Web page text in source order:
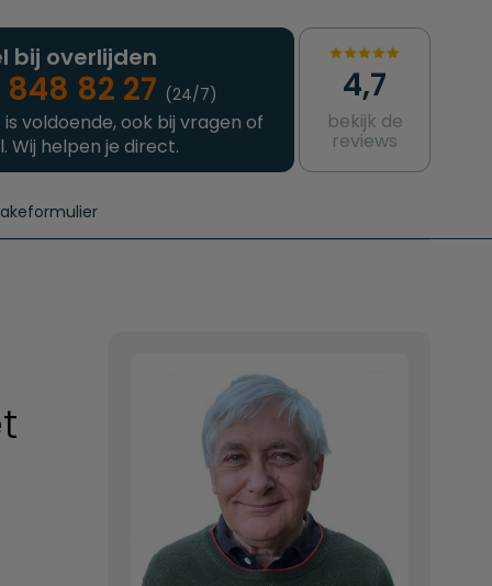
bij overlijden
82 27 (24/7)
voldoende, ook bij vragen of
Wij helpen je direct.
4,7
bekijk de
reviews